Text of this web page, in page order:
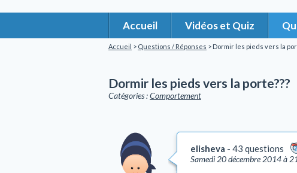
Accueil Vidéos et Quiz
Accueil > Questions / Réponses > Dormir les pieds vers la
Dormir les pieds vers la porte???
Catégories :Comportement
elisheva 43 questions
Samedi 20 décembre 2014 à